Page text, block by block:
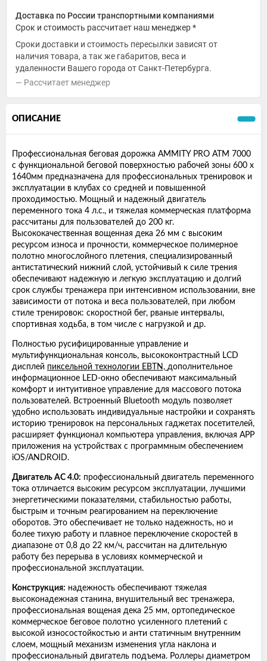
Доставка по России транспортными компаниями
Срок и стоимость рассчитает наш менеджер *
Сроки доставки и стоимость пересылки зависят от
наличия товара, а так же габаритов, веса и
удаленности Вашего города от Санкт-Петербурга.
Рассчитает менеджер
ОПИСАНИЕ
Профессиональная беговая дорожка AMMITY PRO ATM 7000
с функциональной беговой поверхностью рабочей зоны 600 х
1640мм предназначена для профессиональных тренировок и
эксплуатации в клубах со средней и повышенной
проходимостью. Мощный и надежный двигатель
переменного тока 4 л.с., и тяжелая коммерческая платформа
рассчитаны для пользователей до 200 кг.
Высококачественная вощенная дека 26 мм с высоким
ресурсом износа и прочности, коммерческое полимерное
полотно многослойного плетения, специализированный
антистатический нижний слой, устойчивый к силе трения
обеспечивают надежную и легкую эксплуатацию и долгий
срок службы тренажера при интенсивном использовании, вне
зависимости от потока и веса пользователей, при любом
стиле тренировок: скоростной бег, рваные интервалы,
спортивная ходьба, в том числе с нагрузкой и др.
Полностью русифицированные управление и
мультифункциональная консоль, высококонтрастный LCD
дисплей пиксельной технологии EBTN, дополнительное
информационное LED-окно обеспечивают максимальный
комфорт и интуитивное управление для массового потока
пользователей. Встроенный Bluetooth модуль позволяет
удобно использовать индивидуальные настройки и сохранять
историю тренировок на персональных гаджетах посетителей,
расширяет функционал компьютера управления, включая APP
приложения на устройствах с программным обеспечением
iOS/ANDROID.
Двигатель AC 4.0: профессиональный двигатель переменного
тока отличается высоким ресурсом эксплуатации, лучшими
энергетическими показателями, стабильностью работы,
быстрым и точным реагированием на переключение
оборотов. Это обеспечивает не только надежность, но и
более тихую работу и плавное переключение скоростей в
диапазоне от 0,8 до 22 км/ч, рассчитан на длительную
работу без перерыва в условиях коммерческой и
профессиональной эксплуатации.
Конструкция: надежность обеспечивают тяжелая
высоконадежная станина, внушительный вес тренажера,
профессиональная вощеная дека 25 мм, ортопедическое
коммерческое беговое полотно усиленного плетений с
высокой износостойкостью и анти статичным внутренним
слоем, мощный механизм изменения угла наклона и
профессиональный двигатель подъема. Роллеры диаметром